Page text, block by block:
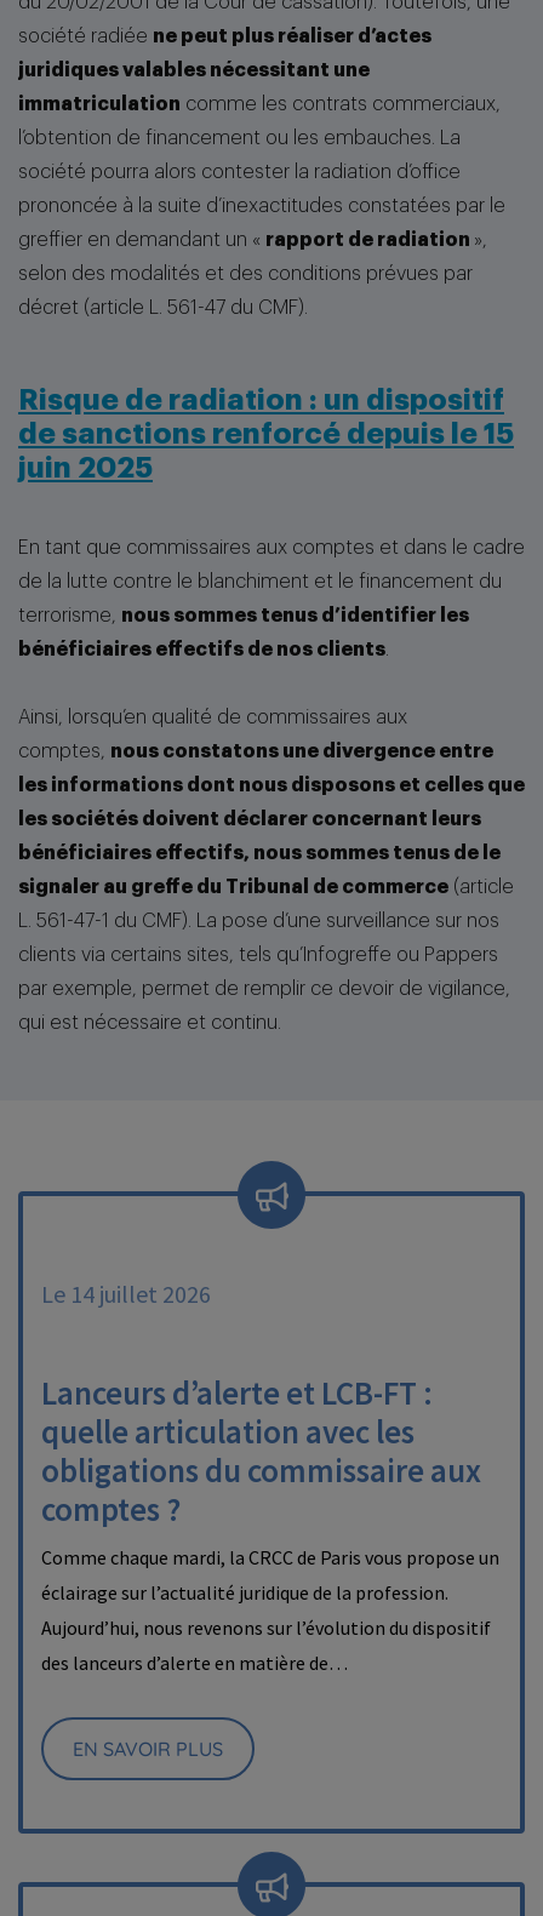
société radiée ne peut plus réaliser d’actes
juridiques valables nécessitant une
immatriculation comme les contrats commerciaux,
l’obtention de financement ou les embauches. La
société pourra alors contester la radiation d’office
prononcée à la suite d’inexactitudes constatées par le
greffier en demandant un « rapport de radiation »,
selon des modalités et des conditions prévues par
décret (article L. 561-47 du CMF).
Risque de radiation : un dispositif
de sanctions renforcé depuis le 15
juin 2025
En tant que commissaires aux comptes et dans le cadre
de la lutte contre le blanchiment et le financement du
terrorisme, nous sommes tenus d’identifier les
bénéficiaires effectifs de nos clients
Ainsi, lorsqu’en qualité de commissaires aux
comptes, nous constatons une divergence entre
les informations dont nous disposons et celles que
les sociétés doivent déclarer concernant leurs
bénéficiaires effectifs, nous sommes tenus de le
signaler au greffe du Tribunal de commerce (article
L. 561-47-1 du CMF). La pose d’une surveillance sur nos
clients via certains sites, tels qu’Infogreffe ou Pappers
par exemple, permet de remplir ce devoir de vigilance,
qui est nécessaire et continu.
Le 14 juillet 2026
Lanceurs d’alerte et LCB-FT :
quelle articulation avec les
obligations du commissaire aux
comptes ?
Comme chaque mardi, la CRCC de Paris vous propose un
éclairage sur l’actualité juridique de la profession.
Aujourd’hui, nous revenons sur l’évolution du dispositif
des lanceurs d’alerte en matière de…
EN SAVOIR PLUS